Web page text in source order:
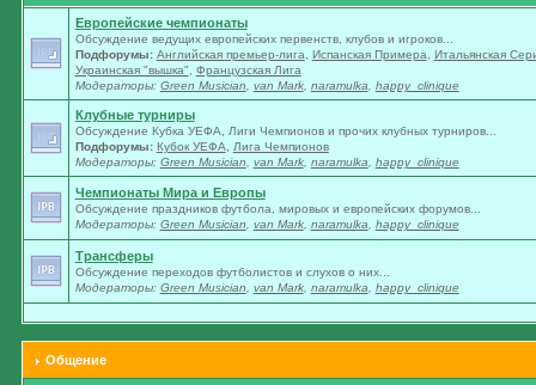
Европейские чемпионаты
Обсуждение ведущих европейских первенств, клубов и игроков...
Подфорумы: Английская премьер-лига Испанская Примера
Итальянская
Украинская "вышка"
Французская Лига
Модераторы: Green Musician van Mark, naramulka happy_clinique
Клубные турниры
Обсуждение Кубка УЕФА, Лиги Чемпионов и прочих клубных турниров...
Подфорумы: Кубок УЕФА
Лига Чемпионов
Модераторы: Green Musician van Mark, naramulka happy_clinique
Чемпионаты Мира и Европы
Обсуждение праздников футбола, мировых и европейских форумов...
Модераторы: Green Musician van Mark, naramulka happy_clinique
Трансферы
Обсуждение переходов футболистов и слухов о них...
Модераторы: Green Musician van Mark, naramulka happy_clinique
Общение